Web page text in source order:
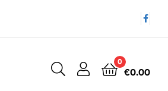
0
€0.00